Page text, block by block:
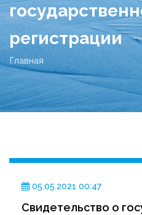
регистрации
Главная
05.05.2021 00:47
Свидетельство о